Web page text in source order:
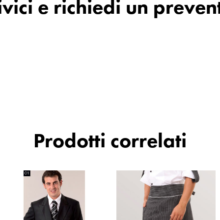
e richiedi un
Prodotti correlati